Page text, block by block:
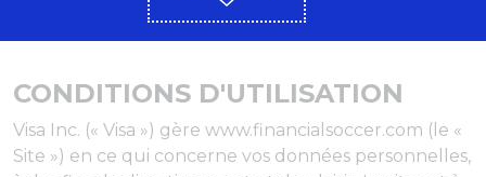
CONDITIONS D'UTILISATION
Visa Inc. (« Visa ») gère www.financialsoccer.com (le «
Site ») en ce qui concerne vos données personnelles,